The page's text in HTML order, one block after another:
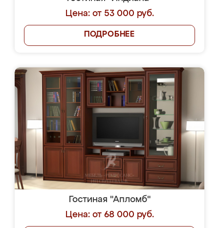
Цена: от 53 000 руб.
ПОДРОБНЕЕ
Гостиная "Апломб"
Цена: от 68 000 руб.